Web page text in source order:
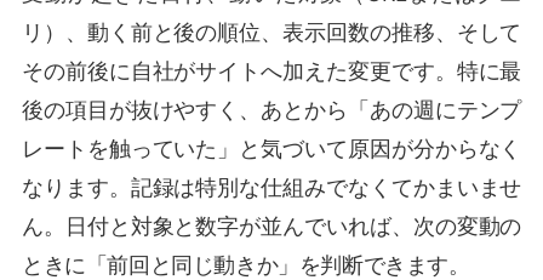
リ）、動く前と後の順位、表示回数の推移、そして
その前後に自社がサイトへ加えた変更です。特に最
後の項目が抜けやすく、あとから「あの週にテンプ
レートを触っていた」と気づいて原因が分からなく
なります。記録は特別な仕組みでなくてかまいませ
ん。日付と対象と数字が並んでいれば、次の変動の
ときに「前回と同じ動きか」を判断できます。